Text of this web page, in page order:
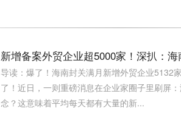
新增备案外贸企业超5000家！深扒：
导读：爆了！海南封关满月新增外贸企业5132
了！近日，一则重磅消息在企业家圈子里刷屏
念？这意味着平均每天都有大量的新...